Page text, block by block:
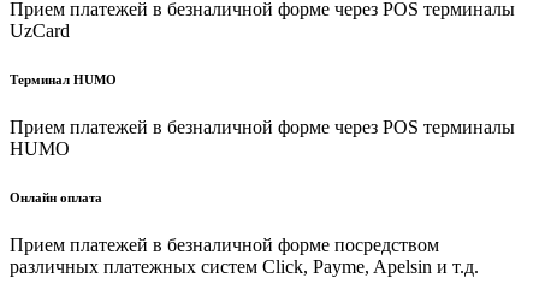
Прием платежей в безналичной форме через POS терминалы
UzCard
Терминал HUMO
Прием платежей в безналичной форме через POS терминалы
HUMO
Онлайн оплата
Прием платежей в безналичной форме посредством
различных платежных систем Click, Payme, Apelsin и т.д.